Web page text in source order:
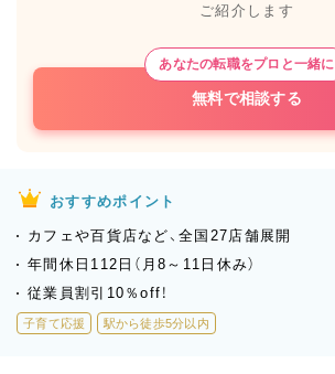
ご紹介します
あなたの転職をプロと一緒に
無料で相談する
おすすめポイント
カフェや百貨店など、全国27店舗展開
年間休日112日（月8～11日休み）
従業員割引10％off！
子育て応援 駅から徒歩5分以内